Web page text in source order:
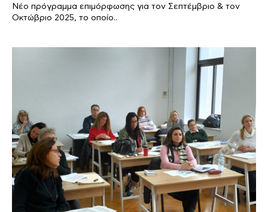
Νέο πρόγραμμα επιμόρφωσης για τον Σεπτέμβριο & τον
Οκτώβριο 2025, το οποίο..